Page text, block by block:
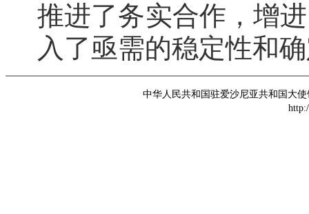
推进了务实合作，增
入了亟需的稳定性和
中华人民共和国驻爱沙尼亚共和国大使